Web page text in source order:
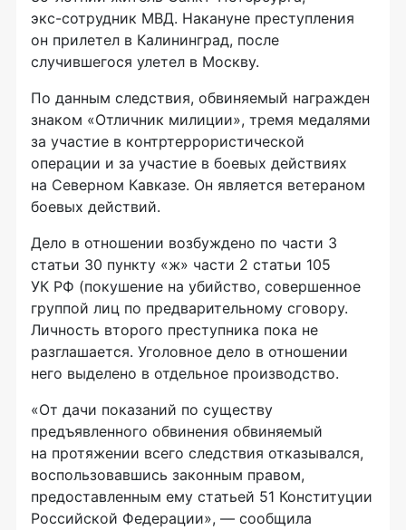
экс-сотрудник МВД. Накануне преступления
он прилетел в Калининград, после
случившегося улетел в Москву.
По данным следствия, обвиняемый награжден
знаком «Отличник милиции», тремя медалями
за участие в контртеррористической
операции и за участие в боевых действиях
на Северном Кавказе. Он является ветераном
боевых действий.
Дело в отношении возбуждено по части 3
статьи 30 пункту «ж» части 2 статьи 105
УК РФ (покушение на убийство, совершенное
группой лиц по предварительному сговору.
Личность второго преступника пока не
разглашается. Уголовное дело в отношении
него выделено в отдельное производство.
«От дачи показаний по существу
предъявленного обвинения обвиняемый
на протяжении всего следствия отказывался,
воспользовавшись законным правом,
предоставленным ему статьей 51 Конституции
Российской Федерации», — сообщила